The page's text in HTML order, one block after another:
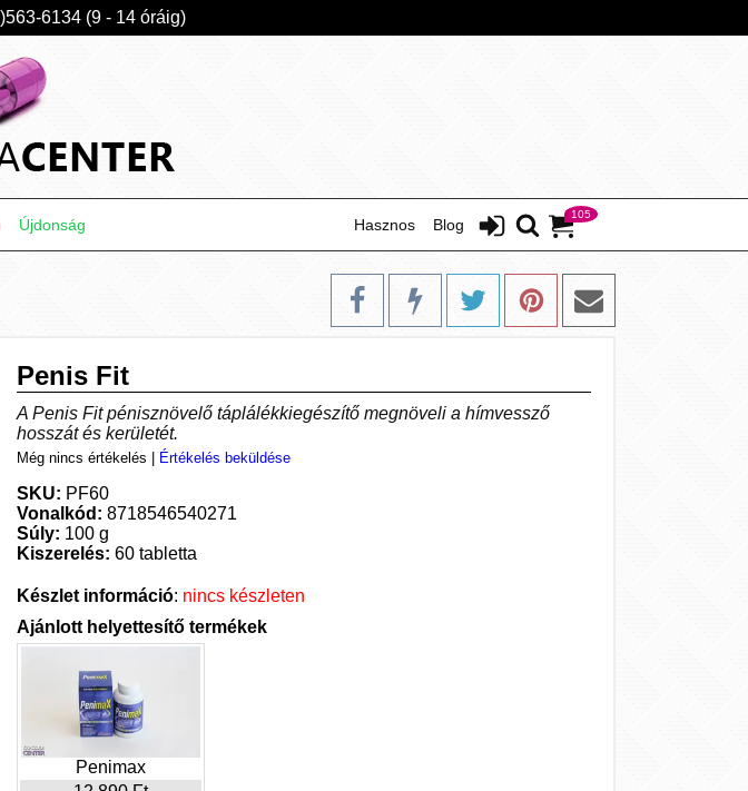
6134 (9 - 14 óráig)
105
Blog
Hasznos
Újdonság
Penis Fit
A Penis Fit pénisznövelő táplálékkiegészítő megnöveli a hímvessző
hosszát és kerületét.
Még nincs értékelés Értékelés beküldése
SKU: PF60
Vonalkód: 8718546540271
Súly: 100 g
Kiszerelés: 60 tabletta
Készlet információ: nincs készleten
Ajánlott helyettesítő termékek
Penimax